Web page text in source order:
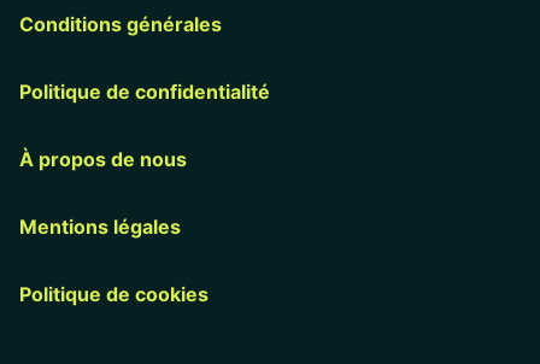
Conditions générales
Politique de confidentialité
À propos de nous
Mentions légales
Politique de cookies